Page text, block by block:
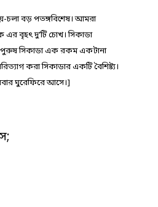
চলা বড় পতঙ্গবিশেষ। আমরা
এর বৃহৎ দু’টি চোখ। সিকাডা
পুরুষ সিকাডা এক রকম একটানা
করা সিকাডার একটি বৈশিষ্ট্য।
ঘুরেফিরে আসে।]